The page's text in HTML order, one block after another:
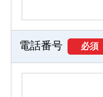
電話番号 必須